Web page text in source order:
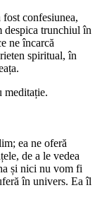
confesiunea,
despica trunchiul în
ne încarcă
spiritual, în
meditație.
ea ne oferă
de a le vedea
și nici nu vom fi
în univers. Ea îl